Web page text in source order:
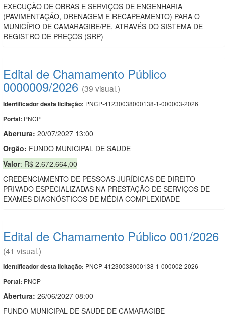
EXECUÇÃO DE OBRAS E SERVIÇOS DE ENGENHARIA
(PAVIMENTAÇÃO, DRENAGEM E RECAPEAMENTO) PARA O
MUNICÍPIO DE CAMARAGIBE/PE, ATRAVÉS DO SISTEMA DE
REGISTRO DE PREÇOS (SRP)
Edital de Chamamento Público
0000009/2026 (39 visual.)
Identificador desta licitação: PNCP-41230038000138-1-000003-2026
Portal: PNCP
Abertura: 20/07/2027 13:00
Orgão: FUNDO MUNICIPAL DE SAUDE
Valor: R$ 2.672.664,00
CREDENCIAMENTO DE PESSOAS JURÍDICAS DE DIREITO
PRIVADO ESPECIALIZADAS NA PRESTAÇÃO DE SERVIÇOS DE
EXAMES DIAGNÓSTICOS DE MÉDIA COMPLEXIDADE
Edital de Chamamento Público 001/2026
(41 visual.)
Identificador desta licitação: PNCP-41230038000138-1-000002-2026
Portal: PNCP
Abertura: 26/06/2027 08:00
FUNDO MUNICIPAL DE SAUDE DE CAMARAGIBE